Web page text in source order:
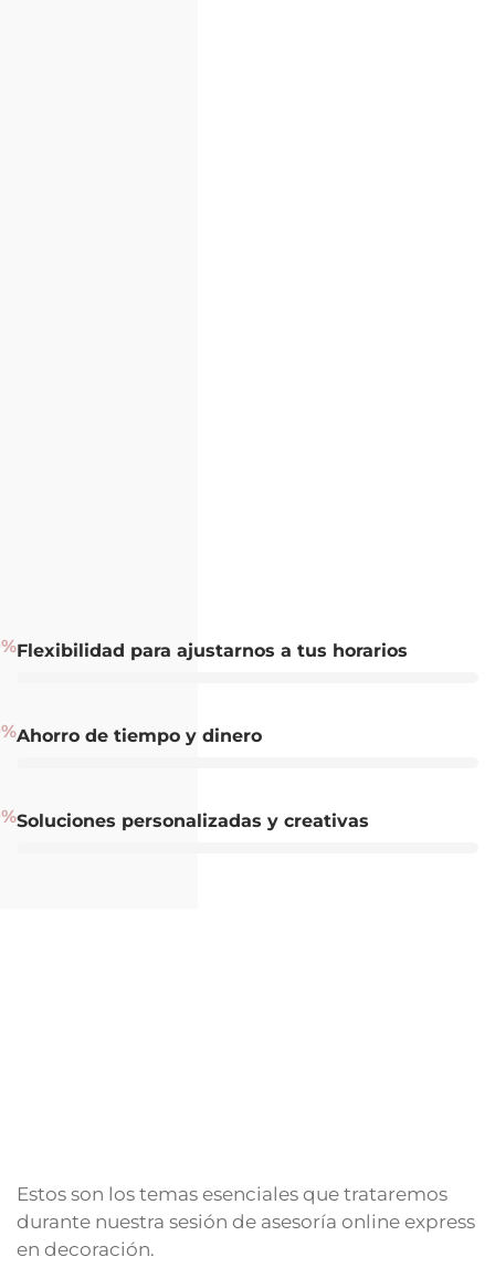
Flexibilidad para ajustarnos a tus horarios
%
Ahorro de tiempo y dinero
%
Soluciones personalizadas y creativas
%
Estos son los temas esenciales que trataremos
durante nuestra sesión de asesoría online express
en decoración.